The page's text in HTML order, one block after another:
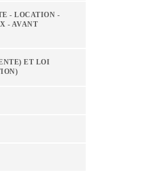
- LOCATION -
- AVANT
ET LOI